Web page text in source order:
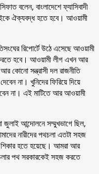
বলেন, বাংলাদেশে ফ্যাসিবাদী
ঐক্যবদ্ধ হতে হবে। আওয়ামী
রিপোর্টে উঠে এসেছে আওয়ামী
হবে। আওয়ামী লীগ এখন আর
কোনো সন্ত্রাসী দল রাজনীতি
না। খুনিদের ফিরিয়ে দিয়ে
না। এই মাটিতে আর আওয়ামী
জুলাই আন্দোলনে সম্মুখভাগে ছিল,
নারীদের পথচলা এতটা সহজ
শিকার হতে হয়েছে। আমরা আর
পথ সরকারকেই সহজ করতে